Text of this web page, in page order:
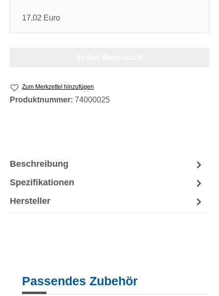
17,02 Euro
Zum Merkzettel hinzufügen
Produktnummer: 74000025
Beschreibung
Spezifikationen
Hersteller
Produktgalerie überspringen
Passendes Zubehör